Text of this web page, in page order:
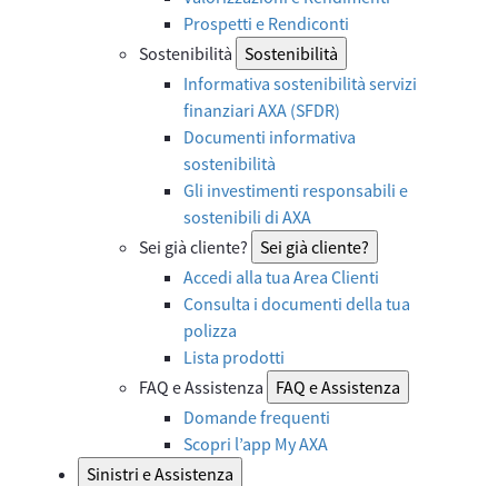
Prospetti e Rendiconti
Sostenibilità Sostenibilità
Informativa sostenibilità servizi
finanziari AXA (SFDR)
Documenti informativa
sostenibilità
Gli investimenti responsabili e
sostenibili di AXA
Sei già cliente? Sei già cliente?
Accedi alla tua Area Clienti
Consulta i documenti della tua
polizza
Lista prodotti
FAQ e Assistenza
FAQ e Assistenza
Domande frequenti
Scopri l’app My AXA
Sinistri e Assistenza